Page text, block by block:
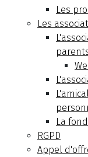
Les
Les
La
RGPD
Appel